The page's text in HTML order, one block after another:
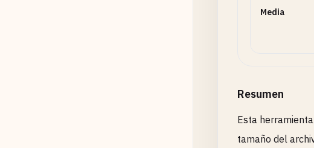
Media
Resumen
Esta
tamaño del